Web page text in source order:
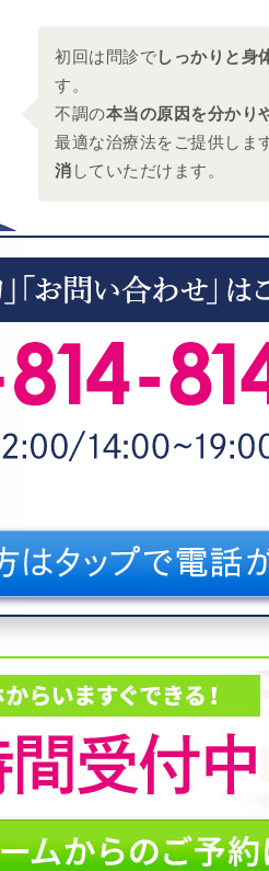
初回は問診でしっかりと身
す。
不調の本当の原因を分かり
最適な治療法をご提供しま
消 していただけます。